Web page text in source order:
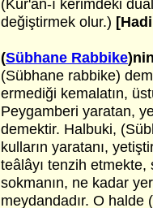
(Kur'an-ı kerimdeki
değiştirmek olur.)
(Sübhane Rabbike
(Sübhane rabbike)
ermediği kemalatın,
Peygamberi yaratan,
demektir. Halbuki,
kulların yaratanı,
teâlâyı tenzih
sokmanın, ne kadar
meydandadır. O halde